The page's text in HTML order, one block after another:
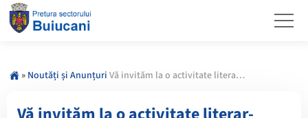
» Noutăți și Anunțuri Vă invităm la o activitate literar-muzicală dedicată poeziei și valorilor culturii scrise